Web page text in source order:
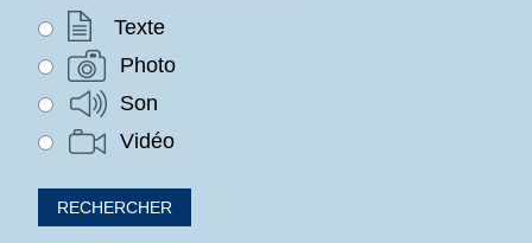
Texte
Photo
Son
Vidéo